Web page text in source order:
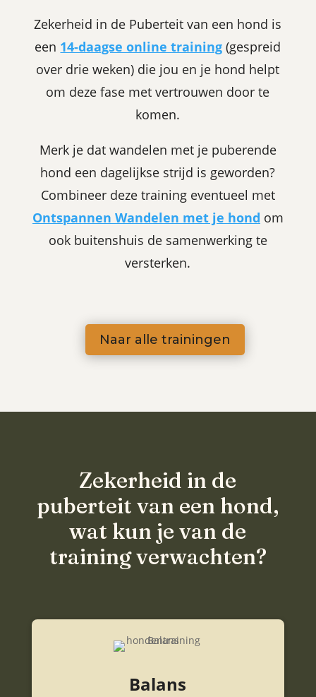
Zekerheid in de Puberteit van een hond is
een 14-daagse online training (gespreid
over drie weken) die jou en je hond helpt
om deze fase met vertrouwen door te
komen.
Merk je dat wandelen met je puberende
hond een dagelijkse strijd is geworden?
Combineer deze training eventueel met
Ontspannen Wandelen met je hond om
ook buitenshuis de samenwerking te
versterken.
Naar alle trainingen
Zekerheid in de
puberteit van een hond,
wat kun je van de
training verwachten?
Balans